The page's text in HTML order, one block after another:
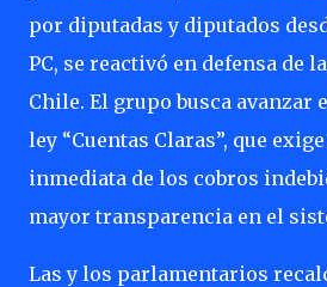
por diputadas y diputados
PC, se reactivó en defensa de
Chile. El grupo busca avanzar
ley “Cuentas Claras”, que
inmediata de los cobros
mayor transparencia en el
Las y los parlamentarios